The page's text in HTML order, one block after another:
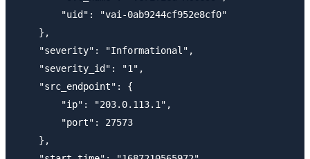
        "uid": "vai-0ab9244cf952e8cf0"
    },
    "severity": "Informational",
    "severity_id": "1",
    "src_endpoint": {
        "ip": "203.0.113.1",
        "port": 27573
    },